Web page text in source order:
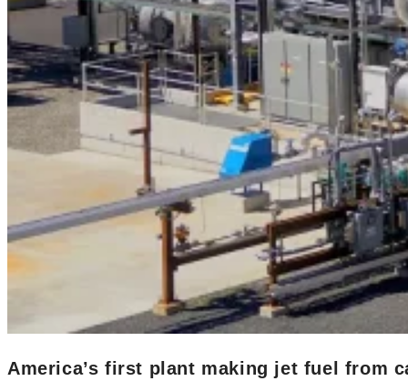
America’s first plant making jet fuel from